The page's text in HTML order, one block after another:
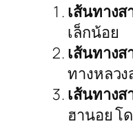
เส้นทาง
เล็กน้อย
เส้นทาง
ทางหลวง
เส้นทาง
ฮานอย โ